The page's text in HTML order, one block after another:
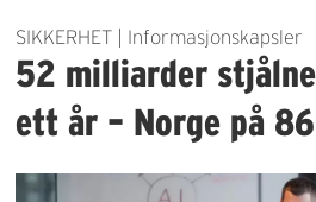
SIKKERHET | Informasjonskapsler
52 milliarder
ett år – Norge på